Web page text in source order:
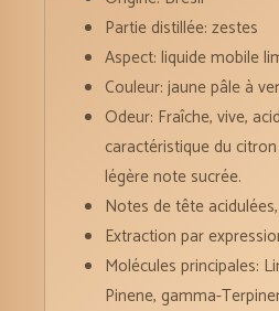
Partie distillée: zestes
Aspect: liquide mobile
Couleur: jaune pâle à
Odeur: Fraîche, vive,
caractéristique du
légère note sucrée.
Notes de tête
Extraction par
Molécules principales:
Pinene, gamma-